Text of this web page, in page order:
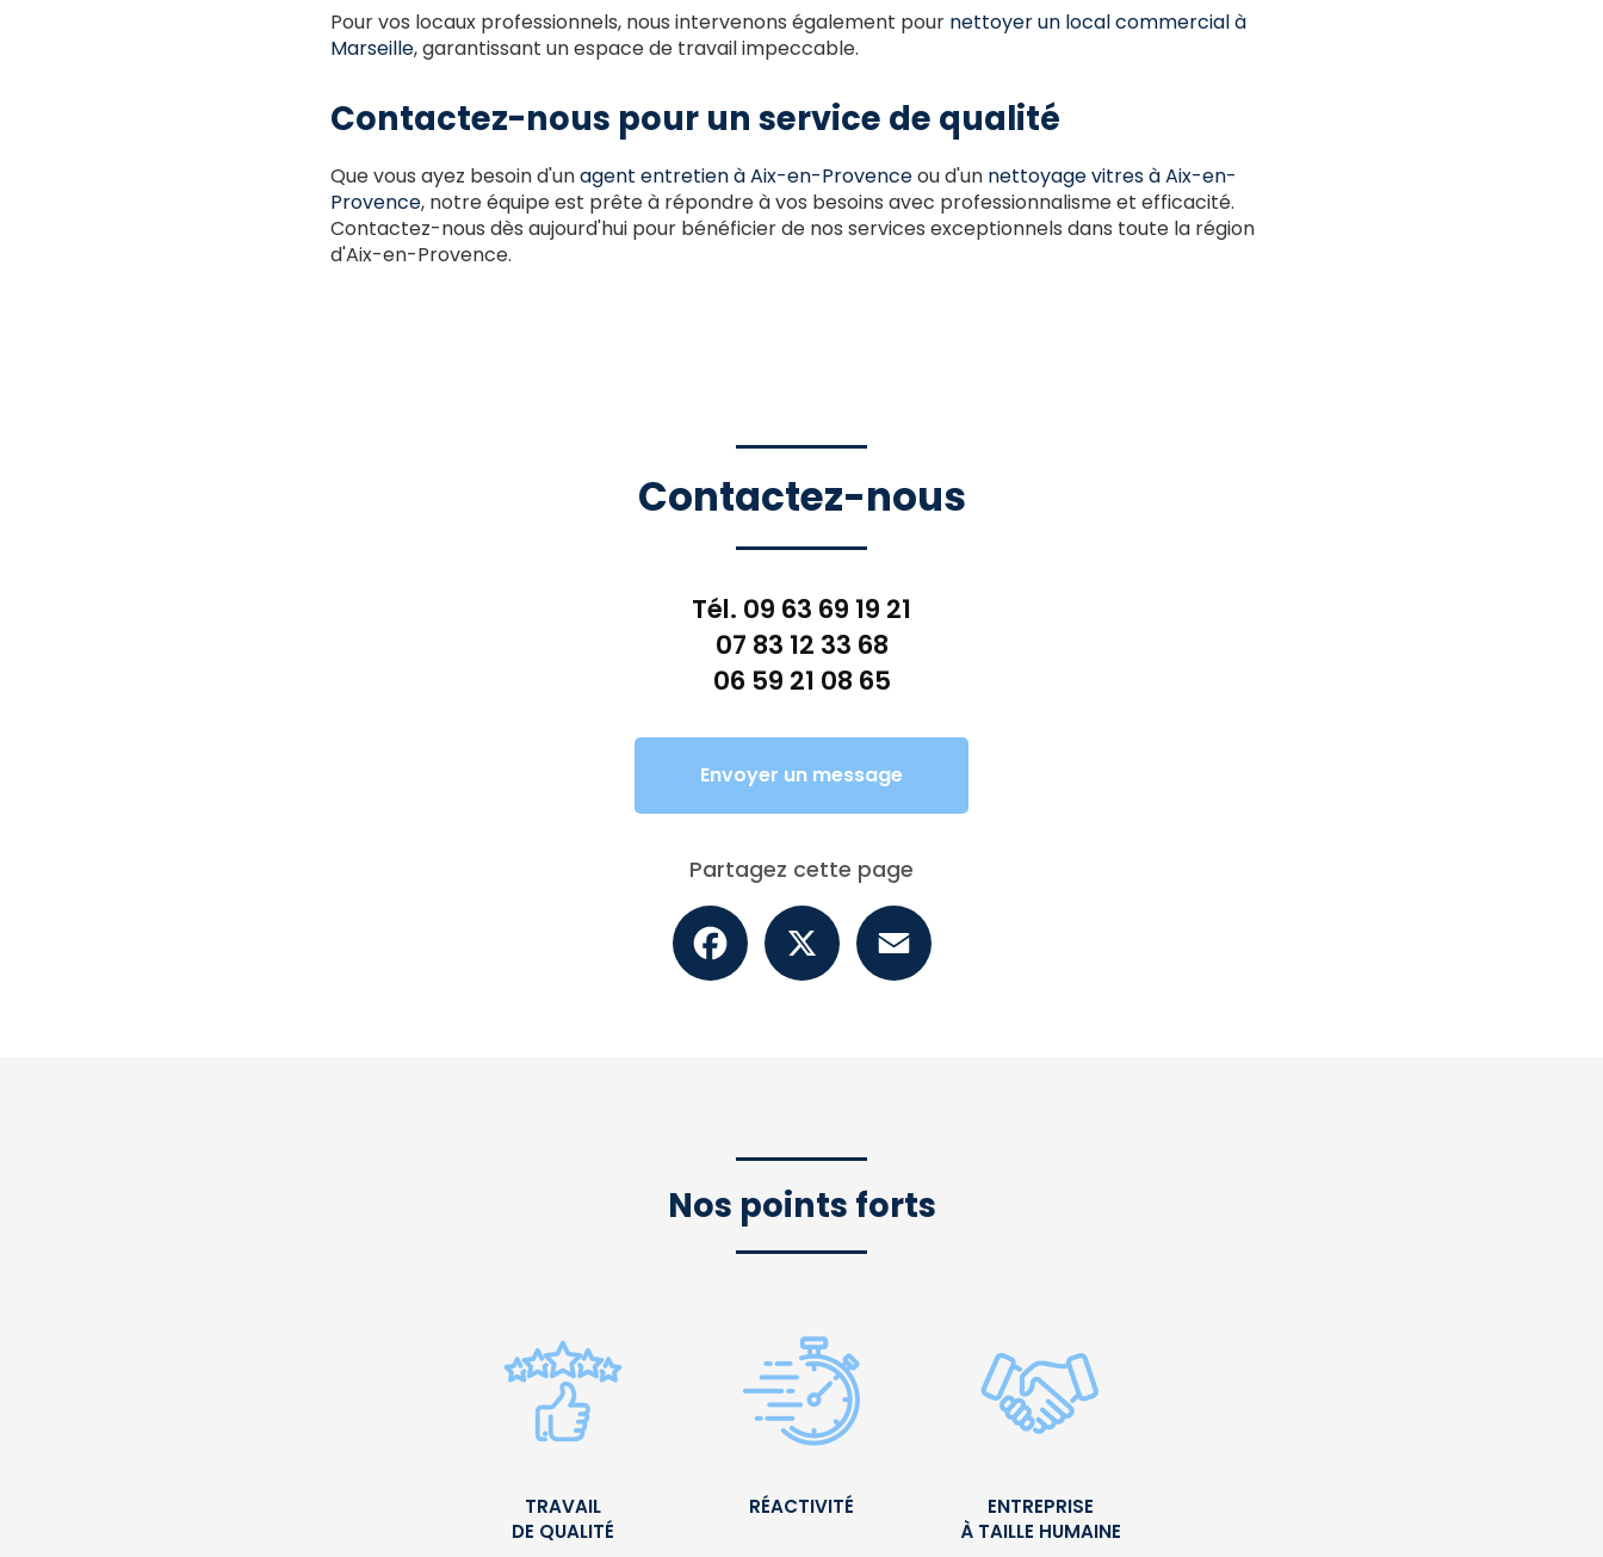
Pour vos locaux professionnels, nous intervenons également pour nettoyer un local commercial à
Marseille, garantissant un espace de travail impeccable.
Contactez-nous pour un service de qualité
Que vous ayez besoin d'unagent entretien à Aix-en-Provenceou d'un nettoyage vitres à Aix-en-
Provence, notre équipe est prête à répondre à vos besoins avec professionnalisme et efficacité.
Contactez-nous dès aujourd'hui pour bénéficier de nos services exceptionnels dans toute la région
d'Aix-en-Provence.
Contactez-nous
Tél. 09 63 69 19 21
07 83 12 33 68
06 59 21 08 65
Envoyer un message
Partagez cette page
Facebook
Nos points forts
TRAVAIL
DE QUALITÉ
RÉACTIVITÉ
ENTREPRISE
À TAILLE HUMAINE